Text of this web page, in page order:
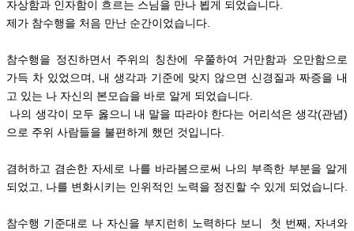
자상함과 인자함이 흐르는 스님을 만나 뵙게 되었습니다.
제가 참수행을 처음 만난 순간이었습니다.
참수행을 정진하면서 주위의 칭찬에 우쭐하여 거만함과 오만함으로
가득 차 있었으며, 내 생각과 기준에 맞지 않으면 신경질과 짜증을 내
고 있는 나 자신의 본모습을 바로 알게 되었습니다.
나의 생각이 모두 옳으니 내 말을 따라야 한다는 어리석은 생각(관념)
으로 주위 사람들을 불편하게 했던 것입니다.
겸허하고 겸손한 자세로 나를 바라봄으로써 나의 부족한 부분을 알게
되었고, 나를 변화시키는 인위적인 노력을 정진할 수 있게 되었습니다.
참수행 기준대로 나 자신을 부지런히 노력하다 보니
첫 번째, 자녀와